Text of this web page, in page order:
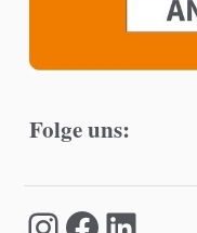
Folge uns: